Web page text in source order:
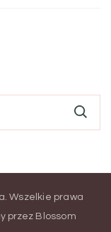
. Wszelkie prawa
przez Blossom